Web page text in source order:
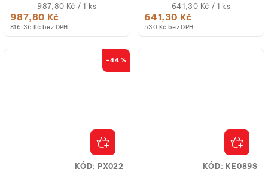
816,36 Kč bez DPH
987,80 Kč
Měrná
cena:
987,80 Kč / 1 ks
530 Kč bez DPH
641,30 Kč
Měrná
cena:
641,30 Kč / 1 ks
–44 %
KÓD: PX022 KÓD:KE089S